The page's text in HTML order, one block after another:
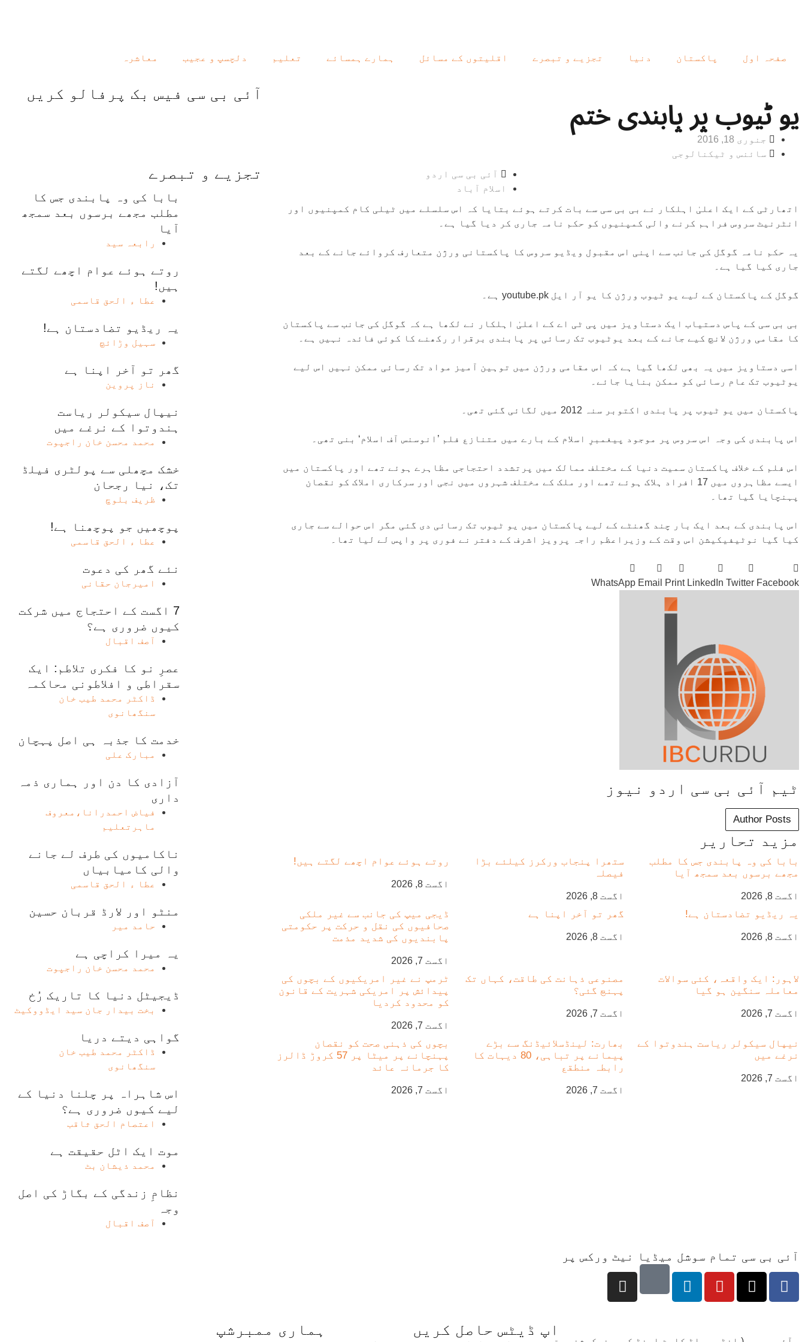
صفحہ اول پاکستان دنیا تجزیے و تبصرے اقلیتوں کے مسائل ہمارے ہمسائے تعلیم دلچسپ و عجیب معاشرہ
یو ٹیوب پر پابندی ختم
جنوری 18, 2016
سائنس و ٹیکنالوجی
آئی بی سی اردو
اسلام آباد
اتھارٹی کے ایک اعلیٰ اہلکار نے بی بی سی سے بات کرتے ہوئے بتایا کہ اس سلسلے میں ٹیلی کام کمپنیوں اور
انٹرنیٹ سروس فراہم کرنے والی کمپنیوں کو حکم نامہ جاری کر دیا گیا ہے۔
یہ حکم نامہ گوگل کی جانب سے اپنی اس مقبول ویڈیو سروس کا پاکستانی ورژن متعارف کروائے جانے کے بعد
جاری کیا گیا ہے۔
گوگل کے پاکستان کے لیے یو ٹیوب ورژن کا یو آر ایل youtube.pk ہے۔
بی بی سی کے پاس دستیاب ایک دستاویز میں پی ٹی اے کے اعلیٰ اہلکار نے لکھا ہے کہ گوگل کی جانب سے پاکستان
کا مقامی ورژن لانچ کیے جانے کے بعد یوٹیوب تک رسائی پر پابندی برقرار رکھنے کا کوئی فائدہ نہیں ہے۔
اسی دستاویز میں یہ بھی لکھا گیا ہے کہ اس مقامی ورژن میں توہین آمیز مواد تک رسائی ممکن نہیں اس لیے
یوٹیوب تک عام رسائی کو ممکن بنایا جائے۔
پاکستان میں یو ٹیوب پر پابندی اکتوبر سنہ 2012 میں لگائی گئی تھی۔
اس پابندی کی وجہ اس سروس پر موجود پیغمبرِ اسلام کے بارے میں متنازع فلم ’انوسنس آف اسلام‘ بنی تھی۔
اس فلم کے خلاف پاکستان سمیت دنیا کے مختلف ممالک میں پرتشدد احتجاجی مظاہرے ہوئے تھے اور پاکستان میں
ایسے مظاہروں میں 17 افراد ہلاک ہوئے تھے اور ملک کے مختلف شہروں میں نجی اور سرکاری املاک کو نقصان
پہنچایا گیا تھا۔
اس پابندی کے بعد ایک بار چند گھنٹے کے لیے پاکستان میں یو ٹیوب تک رسائی دی گئی مگر اس حوالے سے جاری
کیا گیا نوٹیفیکیشن اس وقت کے وزیراعظم راجہ پرویز اشرف کے دفتر نے فوری پر واپس لے لیا تھا۔
Facebook
Twitter
LinkedIn
Print
Email
WhatsApp
ٹیم آئی بی سی اردو نیوز
Author Posts
مزید تحاریر
بابا کی وہ پابندی جس کا مطلب
مجھے برسوں بعد سمجھ آیا
اگست 8, 2026
ستھرا پنجاب ورکرز کیلئے بڑا
فیصلہ
اگست 8, 2026
روتے ہوئے عوام اچھے لگتے ہیں!
اگست 8, 2026
یہ ریڈیو تضادستان ہے!
اگست 8, 2026
گھر تو آخر اپنا ہے
اگست 8, 2026
ڈیجی میپ کی جانب سے غیر ملکی
صحافیوں کی نقل و حرکت پر حکومتی
پابندیوں کی شدید مذمت
اگست 7, 2026
لاہور: ایک واقعہ، کئی سوالات
معاملہ سنگین ہو گیا
اگست 7, 2026
مصنوعی ذہانت کی طاقت، کہاں تک
پہنچ گئی؟
اگست 7, 2026
ٹرمپ نے غیر امریکیوں کے بچوں کی
پیدائش پر امریکی شہریت کے قانون
کو محدود کردیا
اگست 7, 2026
نیپال سیکولر ریاست ہندوتوا کے
نرغے میں
اگست 7, 2026
بھارت: لینڈسلائیڈنگ سے بڑے
پیمانے پر تباہی، 80 دیہات کا
رابطہ منطقع
اگست 7, 2026
بچوں کی ذہنی صحت کو نقصان
پہنچانے پر میٹا پر 57 کروڑ ڈالرز
کا جرمانہ عائد
اگست 7, 2026
آئی بی سی فیس بک پرفالو کریں
تجزیے و تبصرے
بابا کی وہ پابندی جس کا
مطلب مجھے برسوں بعد سمجھ
آیا
رابعہ سید
روتے ہوئے عوام اچھے لگتے
ہیں!
عطا ء الحق قاسمی
یہ ریڈیو تضادستان ہے!
سہیل وڑائچ
گھر تو آخر اپنا ہے
ناز پروین
نیپال سیکولر ریاست
ہندوتوا کے نرغے میں
محمد محسن خان راجپوت
خشک مچھلی سے پولٹری فیلڈ
تک، نیا رجحان
ظریف بلوچ
پوچھیں جو پوچھنا ہے!
عطا ء الحق قاسمی
نئے گھر کی دعوت
امیرجان حقانی
7 اگست کے احتجاج میں شرکت
کیوں ضروری ہے؟
آصف اقبال
عصرِ نو کا فکری تلاطم: ایک
سقراطی و افلاطونی محاکمہ
ڈاکٹر محمد طیب خان
سنگھانوی
خدمت کا جذبہ ہی اصل پہچان
مبارک علی
آزادی کا دن اور ہماری ذمہ
داری
فیاض احمدرانا،معروف
ماہرتعلیم
ناکامیوں کی طرف لے جانے
والی کامیابیاں
عطا ء الحق قاسمی
منٹو اور لارڈ قربان حسین
حامد میر
یہ میرا کراچی ہے
محمد محسن خان راجپوت
ڈیجیٹل دنیا کا تاریک رُخ
بخت بیدار جان سید ایڈووکیٹ
گواہی دیتے دریا
ڈاکٹر محمد طیب خان
سنگھانوی
اس شاہراہ پر چلنا دنیا کے
لیے کیوں ضروری ہے؟
اعتصام الحق ثاقب
موت ایک اٹل حقیقت ہے
محمد ذیشان بٹ
نظامِ زندگی کے بگاڑ کی اصل
وجہ
آصف اقبال
آئی بی سی تمام سوشل میڈیا نیٹ ورکس پر
اپ ڈیٹس حاصل کریں ہماری ممبرشپ